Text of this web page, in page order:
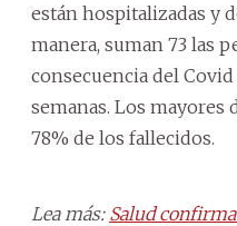
están hospitalizadas y
manera, suman 73 las
consecuencia del
semanas. Los mayores
78% de los fallecidos.
Lea más: Salud